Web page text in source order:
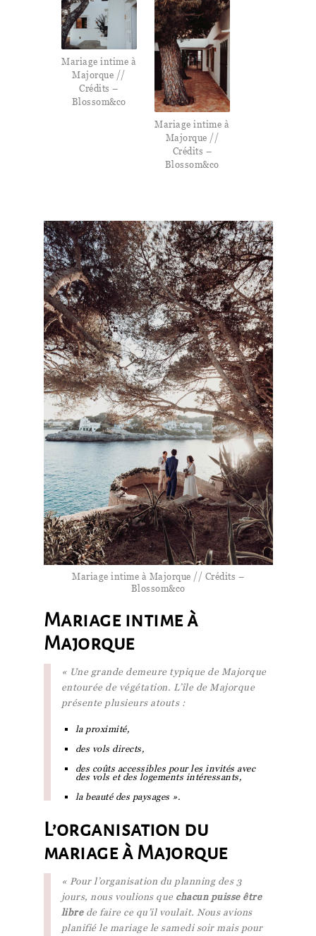
Mariage intime à
Majorque //
Crédits –
Blossom&co
Mariage intime à
Majorque //
Crédits –
Blossom&co
Mariage intime à Majorque // Crédits –
Blossom&co
Mariage intime à
Majorque
« Une grande demeure typique de Majorque
entourée de végétation. L’île de Majorque
présente plusieurs atouts :
la proximité,
des vols directs,
des coûts accessibles pour les invités avec
des vols et des logements intéressants,
la beauté des paysages ».
L’organisation du
mariage à Majorque
« Pour l’organisation du planning des 3
jours, nous voulions que chacun puisse être
librede faire ce qu’il voulait. Nous avions
planifié le mariage le samedi soir mais pour